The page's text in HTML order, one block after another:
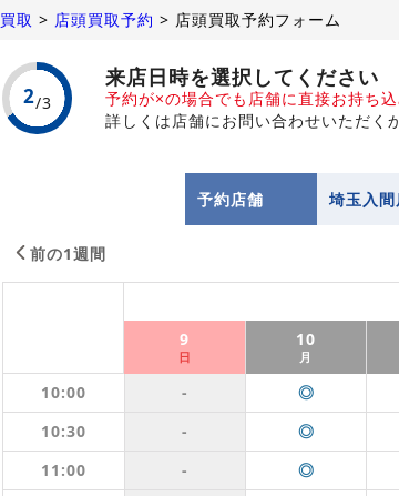
買取 > 店頭買取予約 > 店頭買取予約フォーム
来店日時を選択してください
予約が×の場合でも店舗に直接お持ち込
詳しくは店舗にお問い合わせいただく
予約店舗 埼玉入間
前の1週間
9
日
10
月
10:00 - ◎
10:30
- ◎
11:00
- ◎